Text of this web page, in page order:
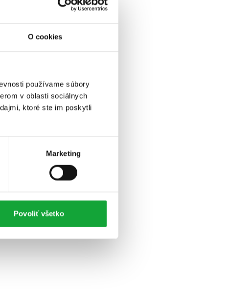
O cookies
používame súbory
v oblasti sociálnych
ktoré ste im poskytli
Marketing
Povoliť všetko